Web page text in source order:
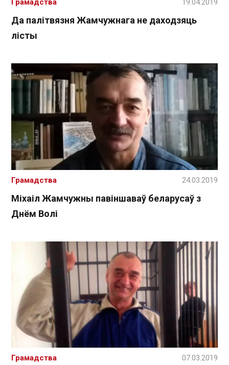
Да палітвязня Жамчужнага не даходзяць
лісты
Грамадства 19.04.2019
Міхаіл Жамчужны павіншаваў беларусаў з
Днём Волі
Грамадства 24.03.2019
Грамадства 07.03.2019